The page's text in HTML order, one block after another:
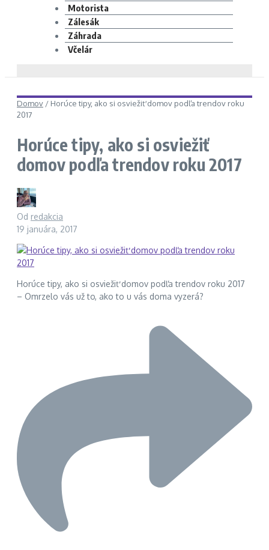
Motorista
Zálesák
Záhrada
Včelár
Domov / Horúce tipy, ako si osviežiť domov podľa trendov roku
2017
Horúce tipy, ako si osviežiť
domov podľa trendov roku 2017
Od redakcia
19 januára, 2017
Horúce tipy, ako si osviežiť domov podľa trendov roku 2017
– Omrzelo vás už to, ako to u vás doma vyzerá?